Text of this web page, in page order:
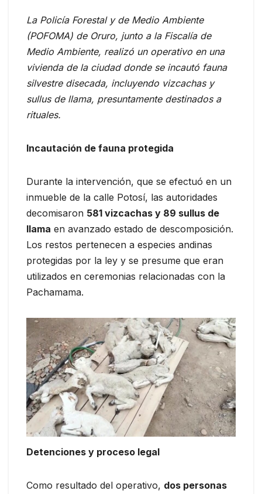
La Policía Forestal y de Medio Ambiente
(POFOMA) de Oruro, junto a la Fiscalía de
Medio Ambiente, realizó un operativo en una
vivienda de la ciudad donde se incautó fauna
silvestre disecada, incluyendo vizcachas y
sullus de llama, presuntamente destinados a
rituales.
Incautación de fauna protegida
Durante la intervención, que se efectuó en un
inmueble de la calle Potosí, las autoridades
decomisaron 581 vizcachas y 89 sullus de
llama en avanzado estado de descomposición.
Los restos pertenecen a especies andinas
protegidas por la ley y se presume que eran
utilizados en ceremonias relacionadas con la
Pachamama.
Detenciones y proceso legal
Como resultado del operativo, dos personas